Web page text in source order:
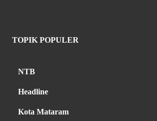
TOPIK POPULER
NTB
Headline
Kota Mataram